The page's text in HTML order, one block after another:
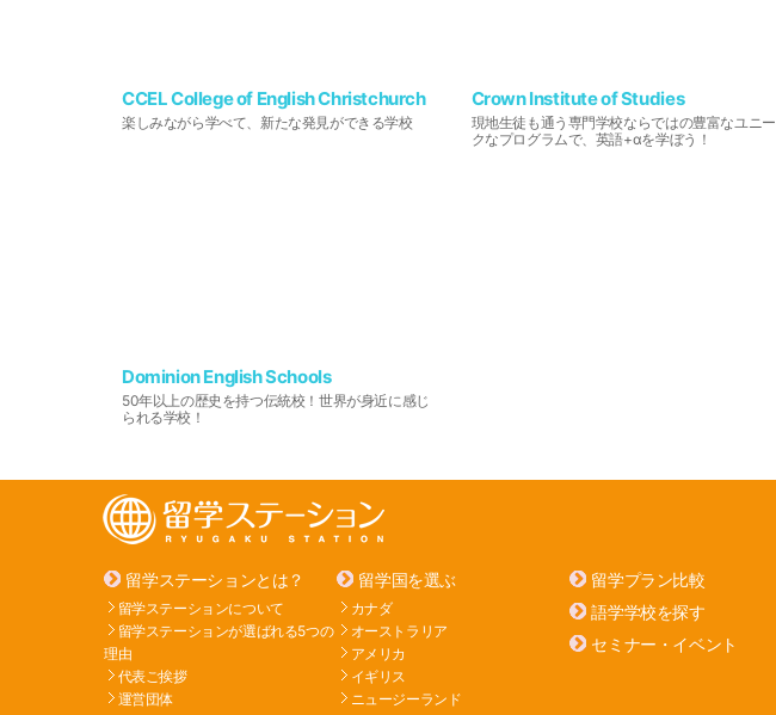
CCEL College of English Christchurch
楽しみながら学べて、新たな発見ができる学校
Crown Institute of Studies
現地生徒も通う専門学校ならではの豊富なユニー
クなプログラムで、英語+αを学ぼう！
Dominion English Schools
50年以上の歴史を持つ伝統校！世界が身近に感じ
られる学校！
留学ステーションとは？
留学ステーションについて
留学ステーションが選ばれる5つの
理由
代表ご挨拶
運営団体
留学国を選ぶ
カナダ
オーストラリア
アメリカ
イギリス
ニュージーランド
留学プラン比較
語学学校を探す
セミナー・イベント